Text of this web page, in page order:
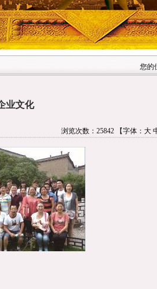
您的
业文化
浏览次数：25842 【字体： 大